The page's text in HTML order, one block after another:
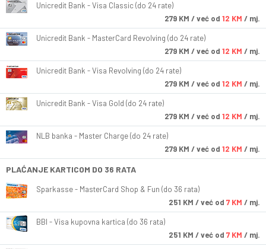
Unicredit Bank - Visa Classic (do 24 rate)
279 KM / već od 12 KM / mj.
Unicredit Bank - MasterCard Revolving (do 24 rate)
279 KM / već od 12 KM / mj.
Unicredit Bank - Visa Revolving (do 24 rate)
279 KM / već od 12 KM / mj.
Unicredit Bank - Visa Gold (do 24 rate)
279 KM / već od 12 KM / mj.
NLB banka - Master Charge (do 24 rate)
279 KM / već od 12 KM / mj.
PLAĆANJE KARTICOM DO 36 RATA
Sparkasse - MasterCard Shop & Fun (do 36 rata)
251 KM / već od 7 KM / mj.
BBI - Visa kupovna kartica (do 36 rata)
251 KM / već od 7 KM / mj.